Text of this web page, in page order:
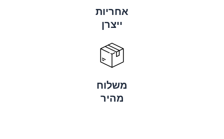
אחריות
ייצרן
משלוח
מהיר